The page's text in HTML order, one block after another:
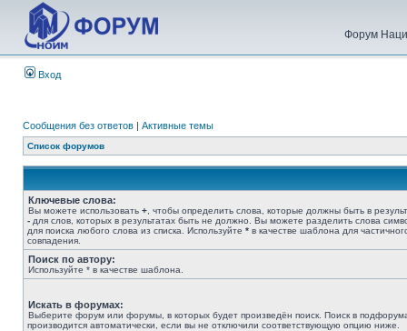
Форум
Вход
Сообщения без ответов | Активные темы
Список форумов
Ключевые слова:
Вы можете использовать + , чтобы определить слова, которые должны быть в
- для слов, которых в результатах быть не должно. Вы можете разделить слова
для поиска любого слова из списка. Используйте * в качестве шаблона для
совпадения.
Поиск по автору:
Используйте * в качестве шаблона.
Искать в форумах:
Выберите форум или форумы, в которых будет произведён поиск. Поиск в
производится автоматически, если вы не отключили соответствующую опцию ниже.